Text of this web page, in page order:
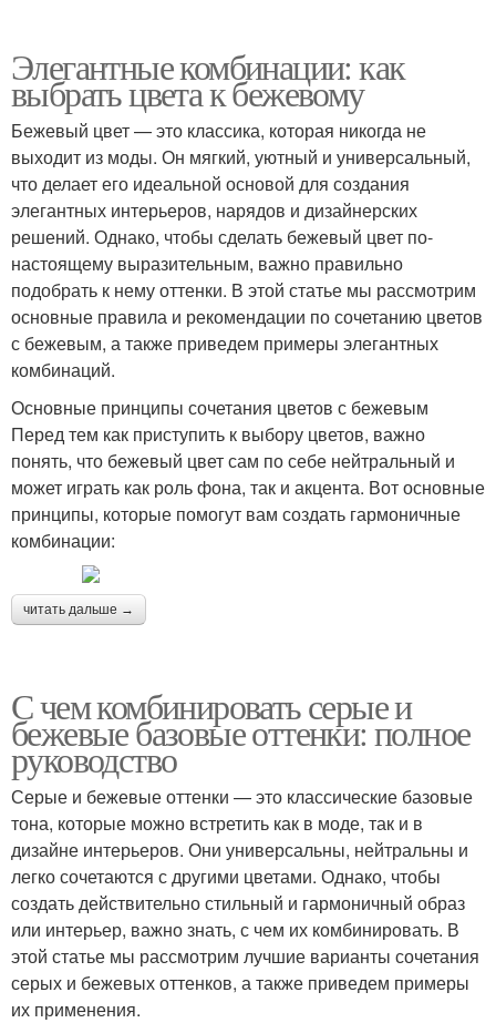
Элегантные комбинации: как
выбрать цвета к бежевому
Бежевый цвет — это классика, которая никогда не
выходит из моды. Он мягкий, уютный и универсальный,
что делает его идеальной основой для создания
элегантных интерьеров, нарядов и дизайнерских
решений. Однако, чтобы сделать бежевый цвет по-
настоящему выразительным, важно правильно
подобрать к нему оттенки. В этой статье мы рассмотрим
основные правила и рекомендации по сочетанию цветов
с бежевым, а также приведем примеры элегантных
комбинаций.
Основные принципы сочетания цветов с бежевым
Перед тем как приступить к выбору цветов, важно
понять, что бежевый цвет сам по себе нейтральный и
может играть как роль фона, так и акцента. Вот основные
принципы, которые помогут вам создать гармоничные
комбинации:
читать дальше →
С чем комбинировать серые и
бежевые базовые оттенки: полное
руководство
Серые и бежевые оттенки — это классические базовые
тона, которые можно встретить как в моде, так и в
дизайне интерьеров. Они универсальны, нейтральны и
легко сочетаются с другими цветами. Однако, чтобы
создать действительно стильный и гармоничный образ
или интерьер, важно знать, с чем их комбинировать. В
этой статье мы рассмотрим лучшие варианты сочетания
серых и бежевых оттенков, а также приведем примеры
их применения.